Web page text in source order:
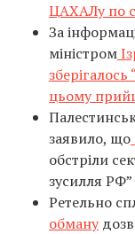
ЦАХАЛу по
За
міністром
цьому
заявило, що
обстріли
зусилля РФ”
Ретельно
обману